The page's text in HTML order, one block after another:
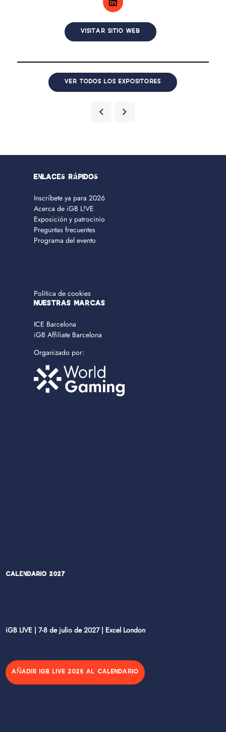
VISITAR SITIO WEB
VER TODOS LOS EXPOSITORES
Enlaces rápidos
Inscríbete ya para 2026
Acerca de iGB L!VE
Exposición y patrocinio
Preguntas frecuentes
Programa del evento
Política de cookies
NUESTRAS MARCAS
ICE Barcelona
iGB Affiliate Barcelona
Organizado por:
Calendario 2027
iGB LIVE | 7-8 de julio de 2027 | Excel London
AÑADIR IGB LIVE 2026 AL CALENDARIO